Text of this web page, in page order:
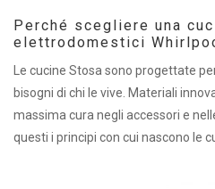
Perché scegliere una
elettrodomestici
Le cucine Stosa sono progettate
bisogni di chi le vive. Materiali
massima cura negli accessori e
questi i principi con cui nascono le